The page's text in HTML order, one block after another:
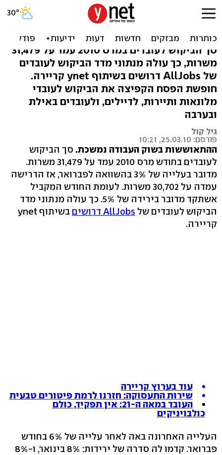
שוק העבודה מתאושש: 3%
עלייה בביקוש לעובדים
סך הביקוש לעובדים במרס 2010 עמד על 31,479
משרות, כך עולה מנתוני מדד הביקוש לעובדים
של AllJobs דרושים בשיתוף ynet קריירה.
חופשת הפסח הקפיצה את הביקוש לעובדי
מלונאות ותיירות, לדיילים, ולעובדים באילת
ובערבה
גיל קול
פורסם: 25.03.10, 10:21
ההתאוששות בשוק העבודה נמשכת. סך הביקוש
לעובדים בחודש מרס 2010 עמד על 31,479 משרות.
מדובר בעלייה של 3% בהשוואה לפברואר, אז הדרישה
עמדה על 30,702 משרות. לעומת החודש המקביל
אשתקד מדובר בירידה של 5%. כך עולה מנתוני מדד
הביקוש לעובדים של AllJobs דרושים
בשיתוף ynet
קריירה.
עוד בערוץ קריירה
שירות התעסוקה: חזרנו לרמת פיטורים טבעית
העובד במאה ה-21: אין תפקיד, כולם
כולבויניקים
העלייה האחרונה באה לאחר עלייה של 6% בחודש
פברואר. קדמו לה סדרה של ירידות: 8% בינואר, ו-8%